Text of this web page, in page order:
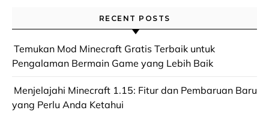
RECENT POSTS
Temukan Mod Minecraft Gratis Terbaik untuk
Pengalaman Bermain Game yang Lebih Baik
Menjelajahi Minecraft 1.15: Fitur dan Pembaruan Baru
yang Perlu Anda Ketahui